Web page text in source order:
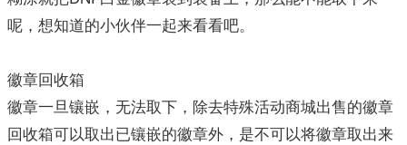
呢，想知道的小伙伴一起来看看吧。
徽章回收箱
徽章一旦镶嵌，无法取下，除去特殊活动商城出售的徽章
回收箱可以取出已镶嵌的徽章外，是不可以将徽章取出来